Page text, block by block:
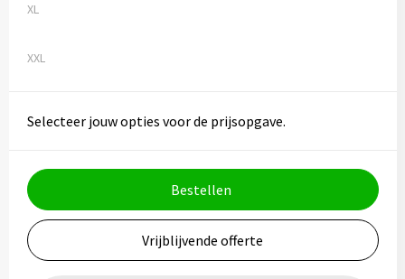
XL
XXL
Selecteer jouw opties voor de prijsopgave.
Bestellen
Vrijblijvende offerte